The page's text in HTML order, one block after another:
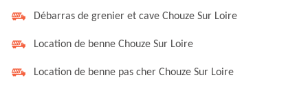
Débarras de grenier et cave Chouze Sur Loire
Location de benne Chouze Sur Loire
Location de benne pas cher Chouze Sur Loire